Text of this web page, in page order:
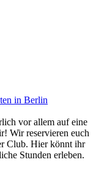
in Berlin
vor allem auf eine
Wir reservieren euch
Club. Hier könnt ihr
Stunden erleben.